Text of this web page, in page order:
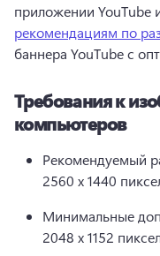
приложении YouTube
рекомендациям по
баннера YouTube с
Требования к
компьютеров
Рекомендуемый
2560 x 1440
Минимальные
2048 х 1152